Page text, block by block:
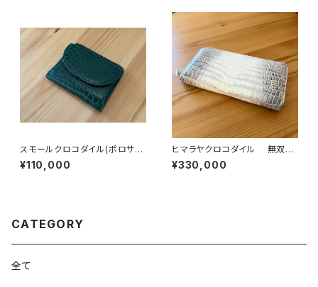
スモールクロコダイル(ポロサ
ス) 二つ折コンパクトウォレッ
ト キプロスグリーン
¥110,000
ヒマラヤクロコダイル 無双
ラウンドファスナーウォレット
¥330,000
CATEGORY
全て